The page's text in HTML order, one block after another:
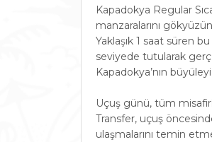
Kapadokya Regular
manzaralarını
Yaklaşık 1 saat süren
seviyede tutularak
Kapadokya’nın
Uçuş günü, tüm
Transfer, uçuş
ulaşmalarını temin